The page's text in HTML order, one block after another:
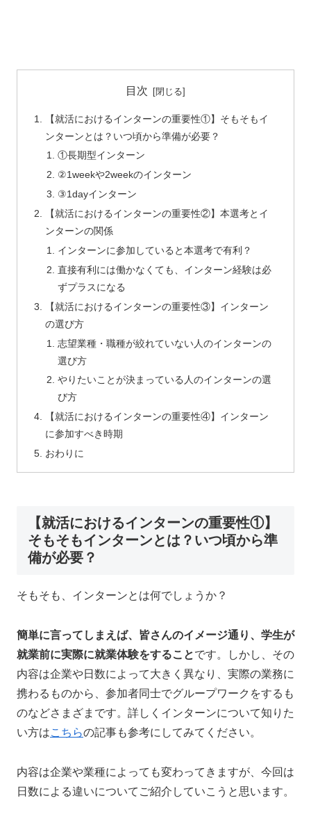
目次
【就活におけるインターンの重要性①】そもそもイ
ンターンとは？いつ頃から準備が必要？
①長期型インターン
②1weekや2weekのインターン
③1dayインターン
【就活におけるインターンの重要性②】本選考とイ
ンターンの関係
インターンに参加していると本選考で有利？
直接有利には働かなくても、インターン経験は必
ずプラスになる
【就活におけるインターンの重要性③】インターン
の選び方
志望業種・職種が絞れていない人のインターンの
選び方
やりたいことが決まっている人のインターンの選
び方
【就活におけるインターンの重要性④】インターン
に参加すべき時期
おわりに
【就活におけるインターンの重要性①】
そもそもインターンとは？いつ頃から準
備が必要？
そもそも、インターンとは何でしょうか？
簡単に言ってしまえば、皆さんのイメージ通り、学生が
就業前に実際に就業体験をすることです。
しかし、その
内容は企業や日数によって大きく異なり、実際の業務に
携わるものから、参加者同士でグループワークをするも
のなどさまざまです。詳しくインターンについて知りた
い方はこちらの記事も参考にしてみてください。
内容は企業や業種によっても変わってきますが、今回は
日数による違いについてご紹介していこうと思います。